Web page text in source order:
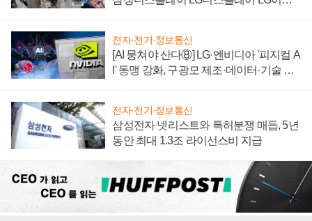
전자·전기·정보통신
[AI 뭉쳐야 산다⑧] LG·엔비디아 '피지컬 A
I' 동맹 강화, 구광모 제조·데이터·기술 결
전자·전기·정보통신
삼성전자 넷리스트와 특허분쟁 매듭, 5년
동안 최대 1.3조 라이선스비 지급